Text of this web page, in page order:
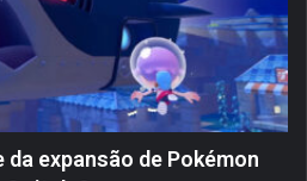
da expansão de Pokémon